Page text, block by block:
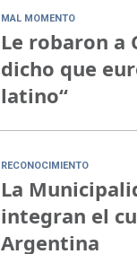
MAL MOMENTO
Le robaron a
dicho que
latino“
RECONOCIMIENTO
La
integran el
Argentina